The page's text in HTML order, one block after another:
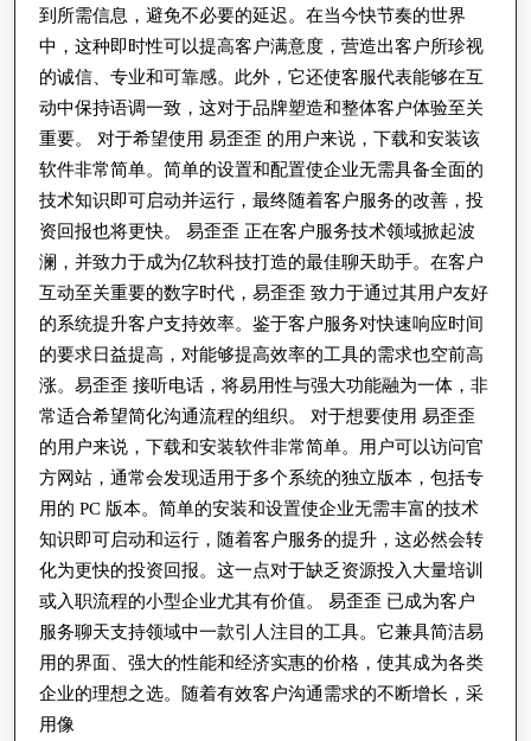
到所需信息，避免不必要的延迟。在当今快节奏的世界
中，这种即时性可以提高客户满意度，营造出客户所珍视
的诚信、专业和可靠感。此外，它还使客服代表能够在互
动中保持语调一致，这对于品牌塑造和整体客户体验至关
重要。 对于希望使用 易歪歪 的用户来说，下载和安装该
软件非常简单。简单的设置和配置使企业无需具备全面的
技术知识即可启动并运行，最终随着客户服务的改善，投
资回报也将更快。 易歪歪 正在客户服务技术领域掀起波
澜，并致力于成为亿软科技打造的最佳聊天助手。在客户
互动至关重要的数字时代，易歪歪 致力于通过其用户友好
的系统提升客户支持效率。鉴于客户服务对快速响应时间
的要求日益提高，对能够提高效率的工具的需求也空前高
涨。易歪歪 接听电话，将易用性与强大功能融为一体，非
常适合希望简化沟通流程的组织。 对于想要使用 易歪歪
的用户来说，下载和安装软件非常简单。用户可以访问官
方网站，通常会发现适用于多个系统的独立版本，包括专
用的 PC 版本。简单的安装和设置使企业无需丰富的技术
知识即可启动和运行，随着客户服务的提升，这必然会转
化为更快的投资回报。这一点对于缺乏资源投入大量培训
或入职流程的小型企业尤其有价值。 易歪歪 已成为客户
服务聊天支持领域中一款引人注目的工具。它兼具简洁易
用的界面、强大的性能和经济实惠的价格，使其成为各类
企业的理想之选。随着有效客户沟通需求的不断增长，采
用像